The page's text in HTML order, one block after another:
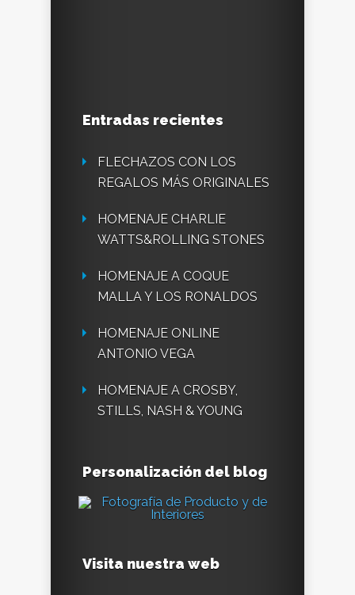
Entradas recientes
FLECHAZOS CON LOS
REGALOS MÁS ORIGINALES
HOMENAJE CHARLIE
WATTS&ROLLING STONES
HOMENAJE A COQUE
MALLA Y LOS RONALDOS
HOMENAJE ONLINE
ANTONIO VEGA
HOMENAJE A CROSBY,
STILLS, NASH & YOUNG
Personalización del blog
Visita nuestra web